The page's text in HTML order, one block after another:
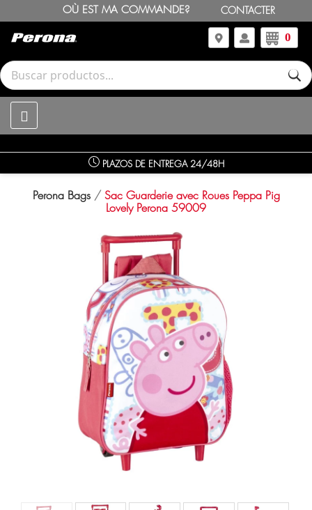
OÙ EST MA COMMANDE? CONTACTER
0
PLAZOS DE ENTREGA 24/48H
Perona Bags
Sac Guarderie avec Roues Peppa Pig
Lovely Perona 59009